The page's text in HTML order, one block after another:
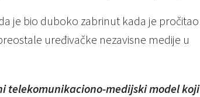
je bio duboko zabrinut kada je pročitao
uređivačke nezavisne medije u
telekomunikaciono-medijski model koji